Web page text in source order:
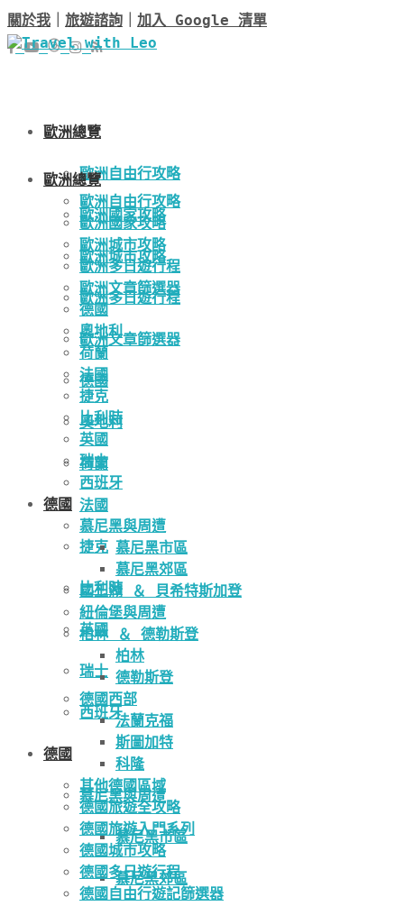
關於我 旅遊諮詢 加入 Google 清單
歐洲總覽
歐洲自由行攻略
歐洲國家攻略
歐洲城市攻略
歐洲多日遊行程
歐洲文章篩選器
德國
奧地利
荷蘭
法國
捷克
比利時
英國
瑞士
西班牙
德國
慕尼黑與周遭
慕尼黑市區
慕尼黑郊區
歐洲總覽
歐洲自由行攻略
歐洲國家攻略
歐洲城市攻略
歐洲多日遊行程
歐洲文章篩選器
德國
奧地利
荷蘭
法國
捷克
比利時
英國
瑞士
西班牙
德國
慕尼黑與周遭
慕尼黑市區
慕尼黑郊區
國王湖 ＆ 貝希特斯加登
紐倫堡與周遭
柏林 ＆ 德勒斯登
柏林
德勒斯登
德國西部
法蘭克福
斯圖加特
科隆
其他德國區域
德國旅遊全攻略
德國旅遊入門系列
德國城市攻略
德國多日遊行程
德國自由行遊記篩選器